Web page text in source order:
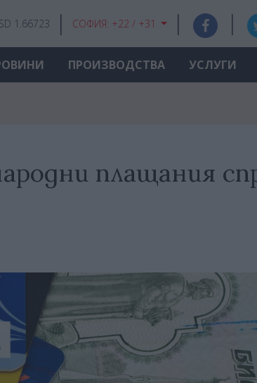
1.66723 СОФИЯ: +22 / +31
ПРОИЗВОДСТВА УСЛУГИ
плащания